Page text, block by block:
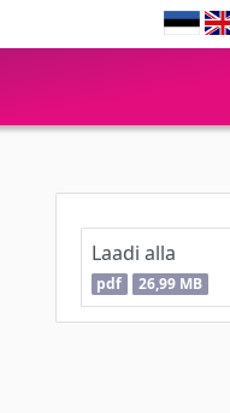
Laadi alla
pdf 26,99 MB